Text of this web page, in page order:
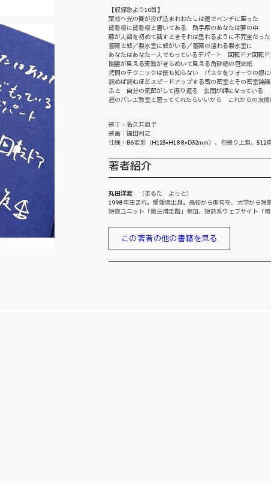
【収録歌より10首】
葉桜へ光の賽が投げ込まれわたしは運でベンチに座った
貸看板に貸看板と書いてある 助手席のあなたは夢の中
藤が人語を初めて話すときそれは垂れるように不完全だった
薔薇と蜂／製氷室に蜂がいる／薔薇の溢れる製氷室に
あなたはあなた一人でもっているデパート 回転ドア回転ド
幽霊が見える素質がきらめいて見える角砂糖の包装紙
拷問のテクニックは僕も知らない パスタをフォークの銀に
読めば読むほどスピードアップする雪の密室とその密室論議
ふと 自分の気配がして振り返る 玄関が岬になっている
昼のバレエ教室と思ってくれたらいいから これからの友情
装丁：名久井直子
装画：福田利之
仕様：B6変形（H123×H188×D32mm）、布張り上製、512
著者紹介
丸田洋渡
（まるた よっと）
1998年生まれ。愛媛県出身。高校から俳句を、大学から短歌
短歌ユニット「第三滑走路」参加、短詩系ウェブサイト「帚
この著者の他の書籍を見る